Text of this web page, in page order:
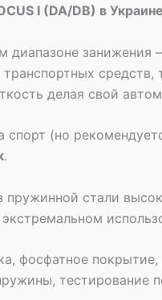
I (DA/DB) в Украине
диапазоне
делая свой
(но
.
стали
фосфатное
тестирование